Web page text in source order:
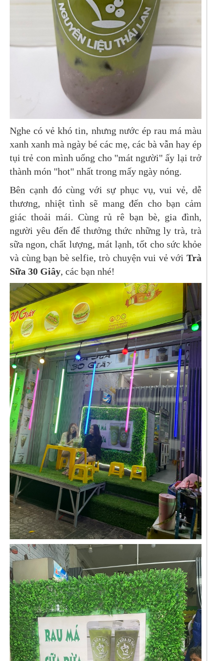
Nghe có vẻ khó tin, nhưng nước ép rau má màu
xanh xanh mà ngày bé các mẹ, các bà vẫn hay ép
tụi trẻ con mình uống cho "mát người" ấy lại trở
thành món "hot" nhất trong mấy ngày nóng.
Bên cạnh đó cùng với sự phục vụ, vui vẻ, dễ
thương, nhiệt tình sẽ mang đến cho bạn cảm
giác thoải mái. Cùng rủ rê bạn bè, gia đình,
người yêu đến để thưởng thức những ly trà, trà
sữa ngon, chất lượng, mát lạnh, tốt cho sức khỏe
và cùng bạn bè selfie, trò chuyện vui vẻ với Trà
Sữa 30 Giây, các bạn nhé!